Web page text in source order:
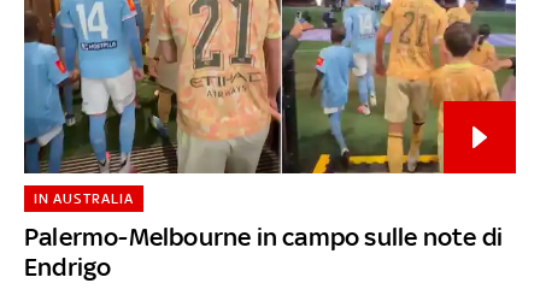
Palermo-Melbourne in campo sulle note di
Endrigo
IN AUSTRALIA